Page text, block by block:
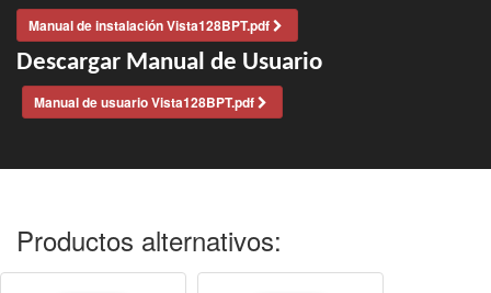
Manual de instalación Vista128BPT.pdf
Descargar Manual de Usuario
Manual de usuario Vista128BPT.pdf
Productos alternativos: